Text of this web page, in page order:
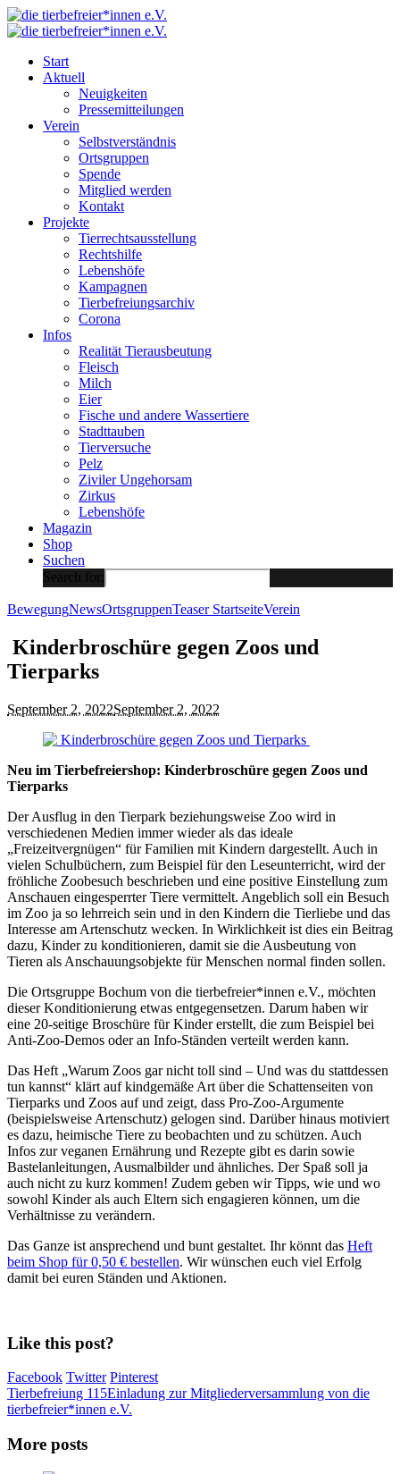
Start
Aktuell
Neuigkeiten
Pressemitteilungen
Verein
Selbstverständnis
Ortsgruppen
Spende
Mitglied werden
Kontakt
Projekte
Tierrechtsausstellung
Rechtshilfe
Lebenshöfe
Kampagnen
Tierbefreiungsarchiv
Corona
Infos
Realität Tierausbeutung
Fleisch
Milch
Eier
Fische und andere Wassertiere
Stadttauben
Tierversuche
Pelz
Ziviler Ungehorsam
Zirkus
Lebenshöfe
Magazin
Shop
Suchen
Search for:
BewegungNewsOrtsgruppenTeaser StartseiteVerein
Kinderbroschüre gegen Zoos und
Tierparks
September 2, 2022September 2, 2022
Neu im Tierbefreiershop: Kinderbroschüre gegen Zoos und
Tierparks
Der Ausflug in den Tierpark beziehungsweise Zoo wird in
verschiedenen Medien immer wieder als das ideale
„Freizeitvergnügen“ für Familien mit Kindern dargestellt. Auch in
vielen Schulbüchern, zum Beispiel für den Leseunterricht, wird der
fröhliche Zoobesuch beschrieben und eine positive Einstellung zum
Anschauen eingesperrter Tiere vermittelt. Angeblich soll ein Besuch
im Zoo ja so lehrreich sein und in den Kindern die Tierliebe und das
Interesse am Artenschutz wecken. In Wirklichkeit ist dies ein Beitrag
dazu, Kinder zu konditionieren, damit sie die Ausbeutung von
Tieren als Anschauungsobjekte für Menschen normal finden sollen.
Die Ortsgruppe Bochum von die tierbefreier*innen e.V., möchten
dieser Konditionierung etwas entgegensetzen. Darum haben wir
eine 20-seitige Broschüre für Kinder erstellt, die zum Beispiel bei
Anti-Zoo-Demos oder an Info-Ständen verteilt werden kann.
Das Heft „Warum Zoos gar nicht toll sind – Und was du stattdessen
tun kannst“ klärt auf kindgemäße Art über die Schattenseiten von
Tierparks und Zoos auf und zeigt, dass Pro-Zoo-Argumente
(beispielsweise Artenschutz) gelogen sind. Darüber hinaus motiviert
es dazu, heimische Tiere zu beobachten und zu schützen. Auch
Infos zur veganen Ernährung und Rezepte gibt es darin sowie
Bastelanleitungen, Ausmalbilder und ähnliches. Der Spaß soll ja
auch nicht zu kurz kommen! Zudem geben wir Tipps, wie und wo
sowohl Kinder als auch Eltern sich engagieren können, um die
Verhältnisse zu verändern.
Das Ganze ist ansprechend und bunt gestaltet. Ihr könnt das Heft
beim Shop für 0,50 € bestellen. Wir wünschen euch viel Erfolg
damit bei euren Ständen und Aktionen.
Like this post?
Facebook Twitter Pinterest
Tierbefreiung 115Einladung zur Mitgliederversammlung von die
tierbefreier*innen e.V.
More posts